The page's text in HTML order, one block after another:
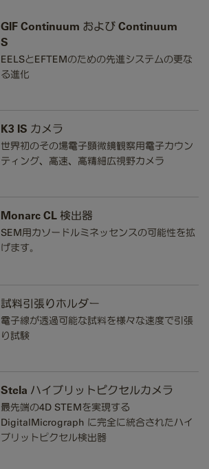
GIF Continuum および Continuum
S
EELSとEFTEMのための先進システムの更な
る進化
K3 IS カメラ
世界初のその場電子顕微鏡観察用電子カウン
ティング、高速、高精細広視野カメラ
Monarc CL 検出器
SEM用カソードルミネッセンスの可能性を拡
げます。
試料引張りホルダー
電子線が透過可能な試料を様々な速度で引張
り試験
Stela ハイブリットピクセルカメラ
最先端の4D STEMを実現する
DigitalMicrograph に完全に統合されたハイ
ブリットピクセル検出器